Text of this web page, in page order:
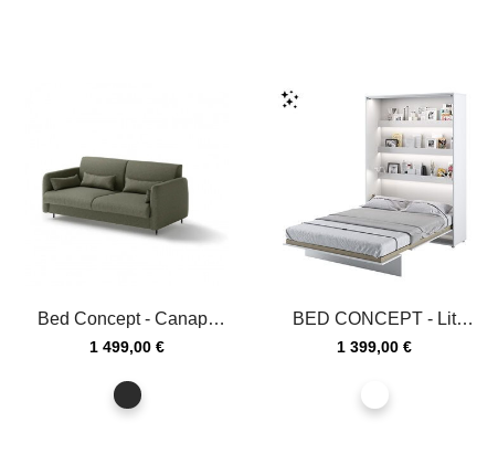
Bed Concept - Canapé
Vert 140 pour lit...
Prix
1 499,00 €
graphite
BED CONCEPT - Lit
escamotable 140x200
Prix
1 399,00 €